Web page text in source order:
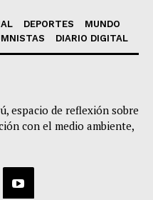
DEPORTES
MUNDO
DIARIO DIGITAL
espacio de reflexión sobre
con el medio ambiente,